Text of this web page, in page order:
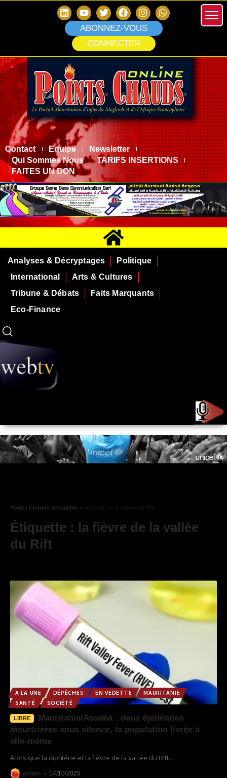
ABONNEZ-VOUS
CONNECTER
Contact Equipe
Newsletter
Qui Sommes Nous
TARIFS INSERTIONS
FAITES UN DON
Analyses & Décryptages
Politique
International
Arts & Cultures
Tribune & Débats
Faits Marquants
Eco-Finance
Points Chauds Actualités >
Étiquette : la fièvre de la vallée
du Rift
A LA UNE DÉPÊCHES EN VEDETTE
MAURITANIE
SANTÉ
SOCIÉTÉ
LIBRE
Mauritanie/Assaba : deux épidémies
meurtrières sous silence, la population livrée à
elle-même
Alors que la diphtérie et la fièvre de la vallée du Rift…
admin 14/10/2025